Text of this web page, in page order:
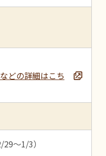
どの詳細はこち
～1/3）